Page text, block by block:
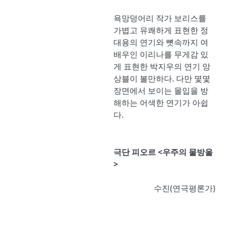
욕망덩어리 작가 보리스를
가볍고 유쾌하게 표현한 정
대용의 연기와 뼛속까지 여
배우인 이리나를 무게감 있
게 표현한 박지우의 연기 앙
상블이 볼만하다. 다만 몇몇
장면에서 보이는 몰입을 방
해하는 어색한 연기가 아쉽
다.
극단 피오르 <우주의 물방울
>
수진(연극평론가)